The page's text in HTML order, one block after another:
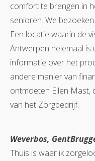
comfort te brengen in
senioren. We
Een locatie waarin de
Antwerpen helemaal is
informatie over het
andere manier van
ontmoeten Ellen Mast,
van het Zorgbedrijf.
Weverbos,
Thuis is waar ik